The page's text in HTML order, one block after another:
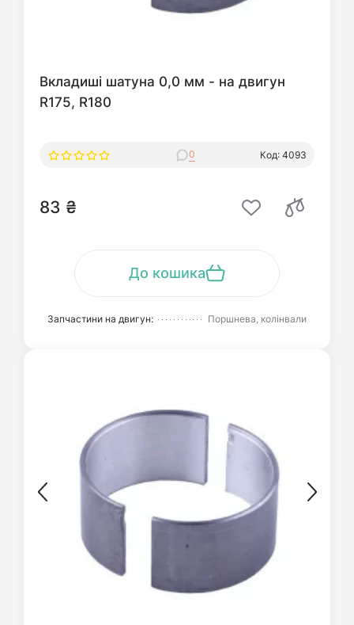
Вкладиші шатуна 0,0 мм - на двигун
R175, R180
0 Код: 4093
83 ₴
До кошика
Запчастини на двигун: Поршнева, колінвали